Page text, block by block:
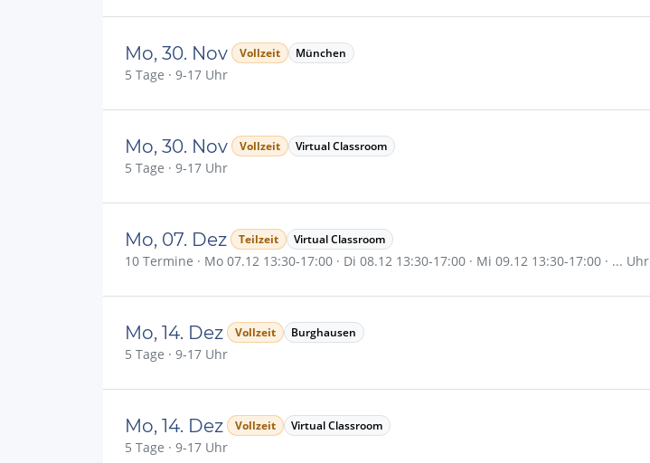
Mo, 30. Nov Vollzeit München
5 Tage · 9-17 Uhr
Mo, 30. Nov Vollzeit Virtual Classroom
5 Tage · 9-17 Uhr
Mo, 07. Dez Teilzeit Virtual Classroom
10 Termine · Mo 07.12 13:30-17:00 · Di 08.12 13:30-17:00 · Mi 09.12 13:30-17:00 · ... Uhr
Mo, 14. Dez Vollzeit Burghausen
5 Tage · 9-17 Uhr
Mo, 14. Dez Vollzeit Virtual Classroom
5 Tage · 9-17 Uhr